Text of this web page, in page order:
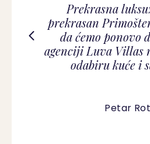
Prekrasna
prekrasan
da ćemo ponovo
agenciji Luva Villas
odabiru kuće i
Petar